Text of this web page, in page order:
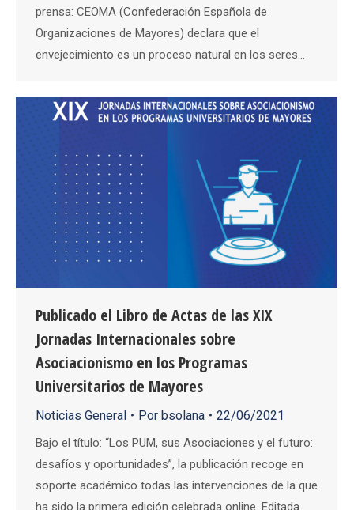
prensa: CEOMA (Confederación Española de
Organizaciones de Mayores) declara que el
envejecimiento es un proceso natural en los seres…
Publicado el Libro de Actas de las XIX
Jornadas Internacionales sobre
Asociacionismo en los Programas
Universitarios de Mayores
Noticias General Por bsolana 22/06/2021
Bajo el título: “Los PUM, sus Asociaciones y el futuro:
desafíos y oportunidades”, la publicación recoge en
soporte académico todas las intervenciones de la que
ha sido la primera edición celebrada online. Editada